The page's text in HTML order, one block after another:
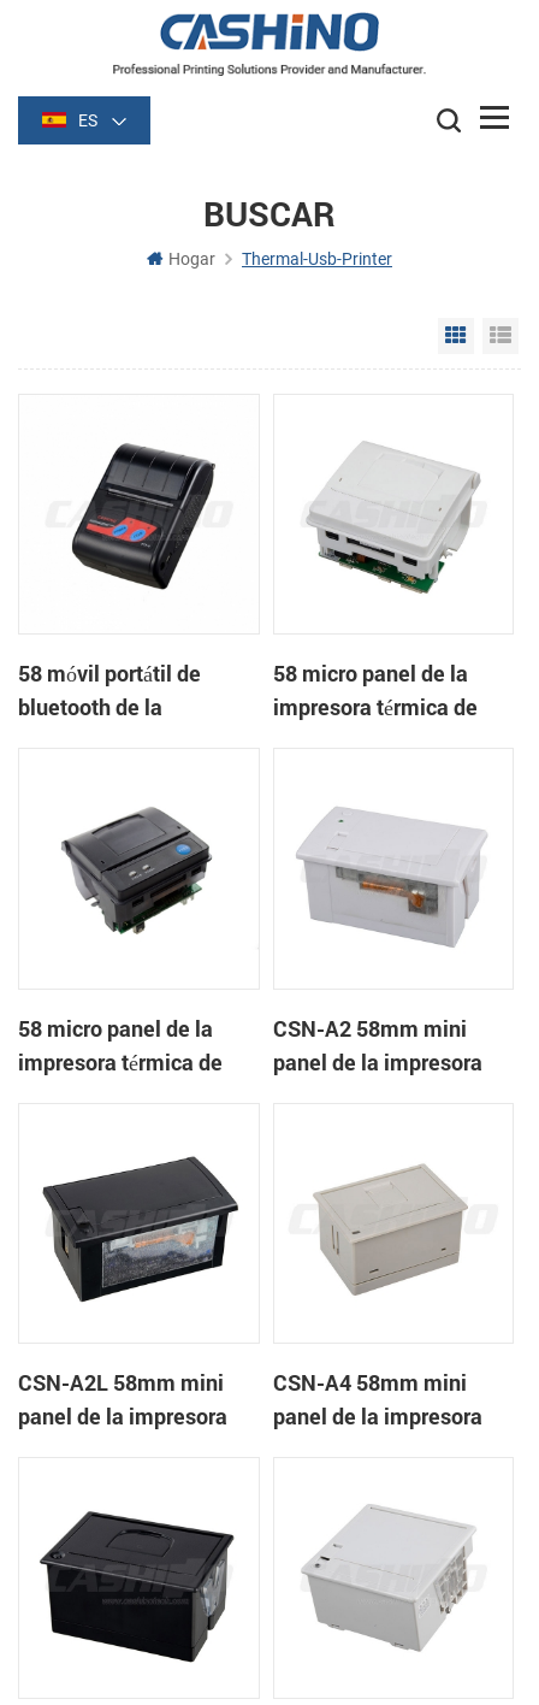
ES
BUSCAR
Hogar Thermal-Usb-Printer
Grid
58 móvil portátil de
bluetooth de la
58 micro panel de la
impresora térmica de
58 micro panel de la
impresora térmica de
CSN-A2 58mm mini
panel de la impresora
CSN-A2L 58mm mini
panel de la impresora
CSN-A4 58mm mini
panel de la impresora